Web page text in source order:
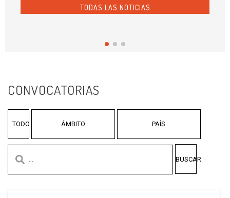
TODAS LAS NOTICIAS
CONVOCATORIAS
TODO ÁMBITO PAÍS
BUSCAR